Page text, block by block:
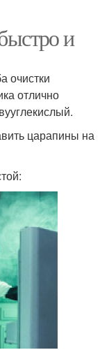
и
очистки
отлично
царапины на